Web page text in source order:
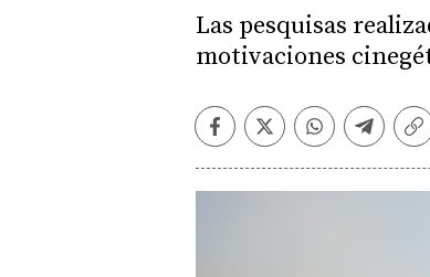
Las pesquisas
motivaciones
Facebook
TwitterWhatsapp